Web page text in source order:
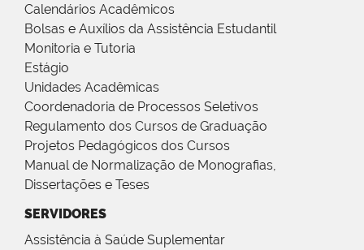
Calendários Acadêmicos
Bolsas e Auxílios da Assistência Estudantil
Monitoria e Tutoria
Estágio
Unidades Acadêmicas
Coordenadoria de Processos Seletivos
Regulamento dos Cursos de Graduação
Projetos Pedagógicos dos Cursos
Manual de Normalização de Monografias,
Dissertações e Teses
SERVIDORES
Assistência à Saúde Suplementar